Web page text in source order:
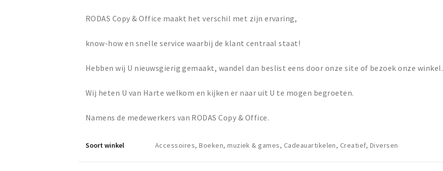
RODAS Copy & Office maakt het verschil met zijn ervaring,
know-how en snelle service waarbij de klant centraal staat!
Hebben wij U nieuwsgierig gemaakt, wandel dan beslist eens door onze site of bezoek onze winkel.
Wij heten U van Harte welkom en kijken er naar uit U te mogen begroeten.
Namens de medewerkers van RODAS Copy & Office.
Soort winkel Accessoires, Boeken, muziek & games, Cadeauartikelen, Creatief, Diversen